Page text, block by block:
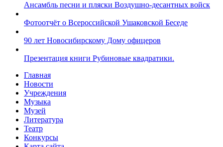
Ансамбль песни и пляски Воздушно-десантных войск
Фотоотчёт о Всероссийской Ушаковской Беседе
90 лет Новосибирскому Дому офицеров
Презентация книги Рубиновые квадратики.
Главная
Новости
Учреждения
Музыка
Музей
Литература
Театр
Конкурсы